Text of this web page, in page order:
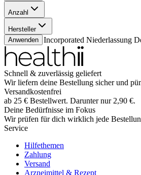
Anzahl
30 Stück (3
Hersteller
Hollister Incorporated Niederlassung
Anwenden
Schnell & zuverlässig geliefert
Wir liefern deine Bestellung sicher und
Versandkostenfrei
ab 25 € Bestellwert. Darunter nur 2,90 €.
Deine Bedürfnisse im Fokus
Wir prüfen für dich wirklich jede
Service
Hilfethemen
Zahlung
Versand
Arzneimittel & Rezept